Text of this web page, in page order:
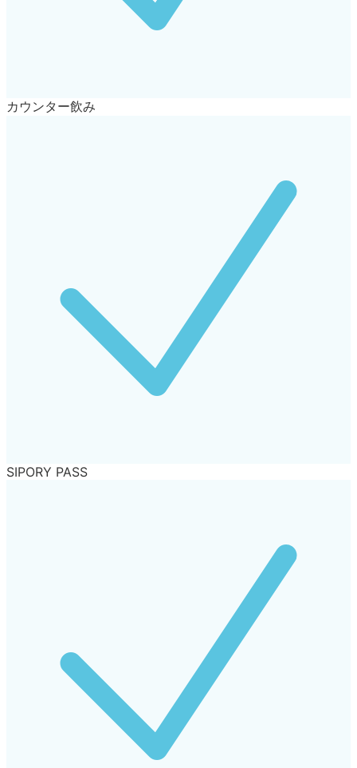
カウンター飲み
SIPORY PASS